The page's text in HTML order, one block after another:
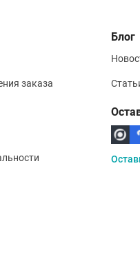
заказа
Блог